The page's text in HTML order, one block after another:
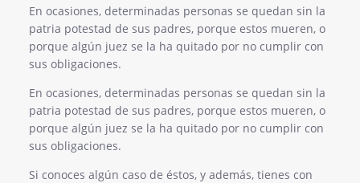
En ocasiones, determinadas personas se quedan sin la
patria potestad de sus padres, porque estos mueren, o
porque algún juez se la ha quitado por no cumplir con
sus obligaciones.
En ocasiones, determinadas personas se quedan sin la
patria potestad de sus padres, porque estos mueren, o
porque algún juez se la ha quitado por no cumplir con
sus obligaciones.
Si conoces algún caso de éstos, y además, tienes con